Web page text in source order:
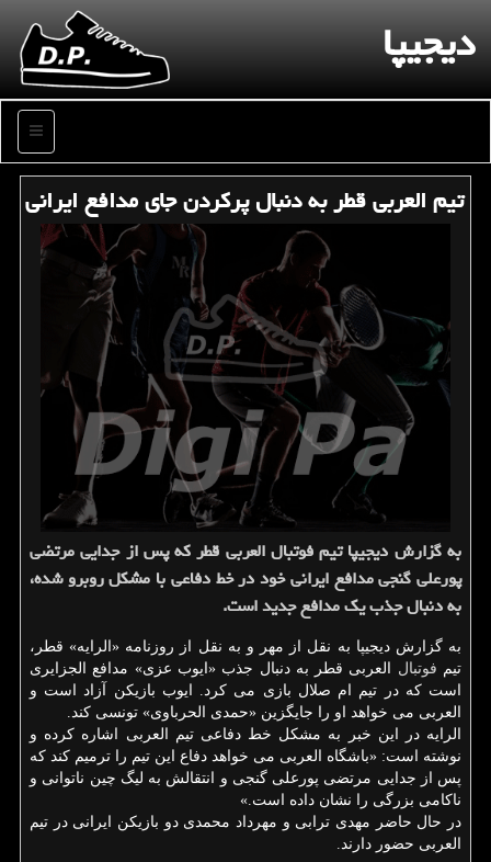
دیجیپا
منو
تیم العربی قطر به دنبال پركردن جای مدافع ایرانی
به گزارش دیجیپا تیم فوتبال العربی قطر که پس از جدایی مرتضی
پورعلی گنجی مدافع ایرانی خود در خط دفاعی با مشکل روبرو شده،
به دنبال جذب یک مدافع جدید است.
به گزارش دیجیپا به نقل از مهر و به نقل از روزنامه «الرایه» قطر،
تیم فوتبال العربی قطر به دنبال جذب «ایوب عزی» مدافع الجزایری
است که در تیم ام صلال بازی می کرد. ایوب بازیکن آزاد است و
العربی می خواهد او را جایگزین «حمدی الحرباوی» تونسی کند.
الرایه در این خبر به مشکل خط دفاعی تیم العربی اشاره کرده و
نوشته است: «باشگاه العربی می خواهد دفاع این تیم را ترمیم کند که
پس از جدایی مرتضی پورعلی گنجی و انتقالش به لیگ چین ناتوانی و
ناکامی بزرگی را نشان داده است.»
در حال حاضر مهدی ترابی و مهرداد محمدی دو بازیکن ایرانی در تیم
العربی حضور دارند.